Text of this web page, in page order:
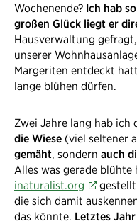
Wochenende? Ich hab
großen Glück liegt er
Hausverwaltung
unserer
Margeriten entdeckt
lange blühen dürfen.
Zwei Jahre lang hab ich
die Wiese (viel seltener
gemäht, sondern auch
Alles was gerade
inaturalist.org
die sich damit
das könnte. Letztes